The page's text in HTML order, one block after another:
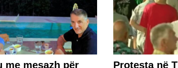
me mesazh për
Protesta në